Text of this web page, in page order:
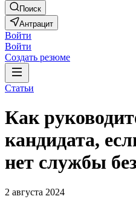
Поиск
Антрацит
Войти
Войти
Создать резюме
Статьи
Как
кандидата,
нет службы
2 августа 2024